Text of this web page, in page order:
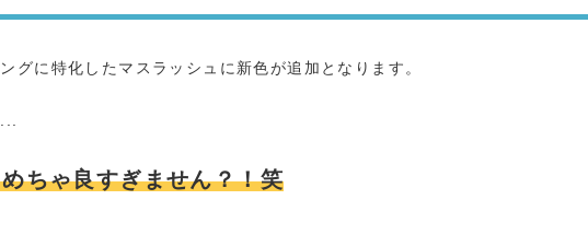
グに特化したマスラッシュに新色が追加となります。
ちゃ良すぎません？！笑